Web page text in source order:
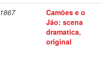
1867
Camões e o
Jáo: scena
dramatica,
original